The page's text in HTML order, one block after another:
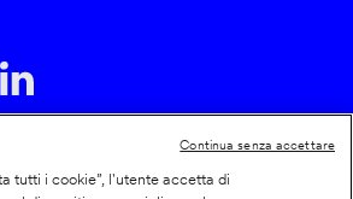
tutti i cookie”, l'utente accetta di
Continua senza accettare